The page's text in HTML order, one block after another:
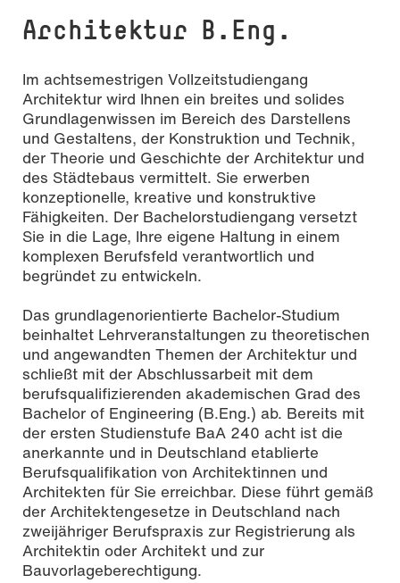
Ar­chi­tek­tur B.Eng.
Im achtsemestrigen Vollzeitstudiengang
Architektur wird Ihnen ein breites und solides
Grundlagenwissen im Bereich des Darstellens
und Gestaltens, der Konstruktion und Technik,
der Theorie und Geschichte der Architektur und
des Städtebaus vermittelt. Sie erwerben
konzeptionelle, kreative und konstruktive
Fähigkeiten. Der Bachelorstudiengang versetzt
Sie in die Lage, Ihre eigene Haltung in einem
komplexen Berufsfeld verantwortlich und
begründet zu entwickeln.
Das grundlagenorientierte Bachelor-Studium
beinhaltet Lehrveranstaltungen zu theoretischen
und angewandten Themen der Architektur und
schließt mit der Abschlussarbeit mit dem
berufsqualifizierenden akademischen Grad des
Bachelor of Engineering (B.Eng.) ab. Bereits mit
der ersten Studienstufe BaA 240 acht ist die
anerkannte und in Deutschland etablierte
Berufsqualifikation von Architektinnen und
Architekten für Sie erreichbar. Diese führt gemäß
der Architektengesetze in Deutschland nach
zweijähriger Berufspraxis zur Registrierung als
Architektin oder Architekt und zur
Bauvorlageberechtigung.